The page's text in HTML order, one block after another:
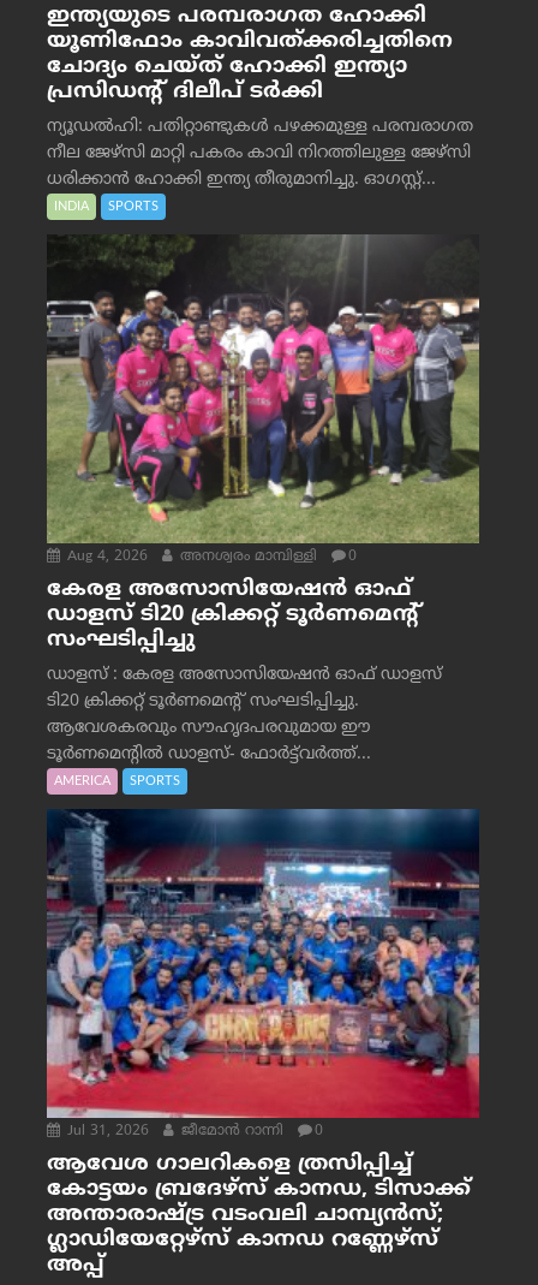
ഇന്ത്യയുടെ പരമ്പരാഗത ഹോക്കി
യൂണിഫോം കാവിവത്ക്കരിച്ചതിനെ
ചോദ്യം ചെയ്ത് ഹോക്കി ഇന്ത്യാ
പ്രസിഡന്റ് ദിലീപ് ടര്‍ക്കി
ന്യൂഡൽഹി: പതിറ്റാണ്ടുകൾ പഴക്കമുള്ള പരമ്പരാഗത
നീല ജേഴ്‌സി മാറ്റി പകരം കാവി നിറത്തിലുള്ള ജേഴ്‌സി
ധരിക്കാൻ ഹോക്കി ഇന്ത്യ തീരുമാനിച്ചു. ഓഗസ്റ്റ്...
INDIA SPORTS
Aug 4, 2026 അനശ്വരം മാമ്പിള്ളി 0
കേരള അസോസിയേഷൻ ഓഫ്
ഡാളസ് ടി20 ക്രിക്കറ്റ് ടൂർണമെന്റ്
സംഘടിപ്പിച്ചു
ഡാളസ് : കേരള അസോസിയേഷൻ ഓഫ് ഡാളസ്
ടി20 ക്രിക്കറ്റ് ടൂർണമെന്റ് സംഘടിപ്പിച്ചു.
ആവേശകരവും സൗഹൃദപരവുമായ ഈ
ടൂർണമെന്റിൽ ഡാളസ്- ഫോർട്ട്‌വര്‍ത്ത്...
AMERICA SPORTS
Jul 31, 2026 ജീമോന്‍ റാന്നി 0
ആവേശ ഗാലറികളെ ത്രസിപ്പിച്ച്
കോട്ടയം ബ്രദേഴ്‌സ് കാനഡ, ടിസാക്ക്
അന്താരാഷ്ട്ര വടംവലി ചാമ്പ്യന്‍സ്;
ഗ്ലാഡിയേറ്റേഴ്‌സ് കാനഡ റണ്ണേഴ്‌സ്
അപ്പ്